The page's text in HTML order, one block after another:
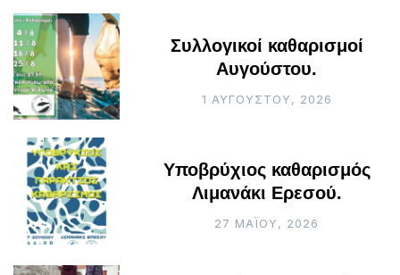
Συλλογικοί καθαρισμοί
Αυγούστου.
1 ΑΥΓΟΎΣΤΟΥ, 2026
Υποβρύχιος καθαρισμός
Λιμανάκι Ερεσού.
27 ΜΑΪ́ΟΥ, 2026